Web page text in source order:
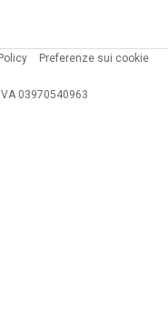
Preferenze sui cookie
03970540963